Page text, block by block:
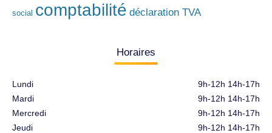
social comptabilité déclaration TVA
Horaires
Lundi
Mardi
Mercredi
Jeudi
9h-12h 14h-17h
9h-12h 14h-17h
9h-12h 14h-17h
9h-12h 14h-17h